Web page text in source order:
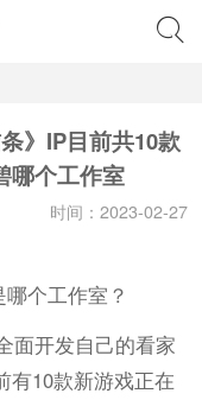
》IP目前共10款
哪个工作室
时间：2023-02-27
个工作室？
面开发自己的看家
10款新游戏正在